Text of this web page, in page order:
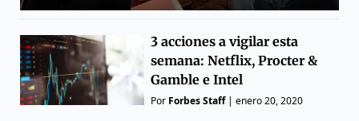
3 acciones a vigilar esta
semana: Netflix, Procter &
Gamble e Intel
Por Forbes Staff|enero 20, 2020